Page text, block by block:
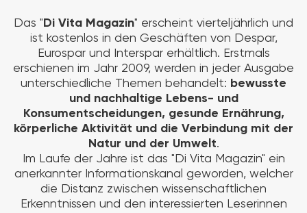
Das " Di Vita Magazin" erscheint vierteljährlich und
ist kostenlos in den Geschäften von Despar,
Eurospar und Interspar erhältlich. Erstmals
erschienen im Jahr 2009, werden in jeder Ausgabe
unterschiedliche Themen behandelt: bewusste
und nachhaltige Lebens- und
Konsumentscheidungen, gesunde Ernährung,
körperliche Aktivität und die Verbindung mit der
Natur und der Umwelt.
Im Laufe der Jahre ist das "Di Vita Magazin" ein
anerkannter Informationskanal geworden, welcher
die Distanz zwischen wissenschaftlichen
Erkenntnissen und den interessierten Leserinnen